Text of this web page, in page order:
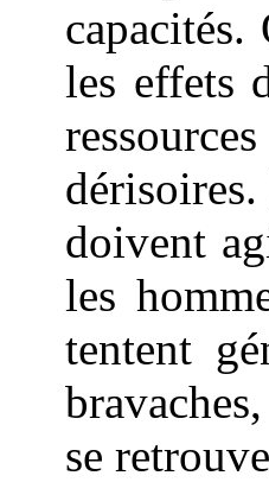
les effets
doivent
les
tentent
se